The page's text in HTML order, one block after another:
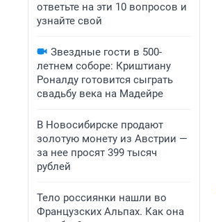
ответьте на эти 10 вопросов и
узнайте свой
Звездные гости в 500-
летнем соборе: Криштиану
Роналду готовится сыграть
свадьбу века на Мадейре
В Новосибирске продают
золотую монету из Австрии —
за нее просят 399 тысяч
рублей
Тело россиянки нашли во
Французских Альпах. Как она